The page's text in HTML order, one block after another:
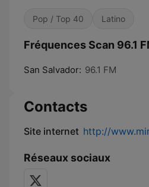
Pop / Top 40 Latino
Fréquences Scan 96.1
San Salvador: 96.1 FM
Contacts
Site internet http://
Réseaux sociaux